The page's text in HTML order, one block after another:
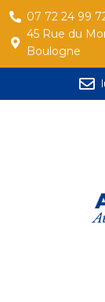
07 72 24 99
45 Rue du
Boulogne